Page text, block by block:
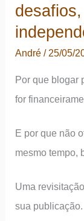
Your
Life”
–
passos
até
André/ 25/05/
Por que blogar
for
E por que não
mesmo tempo,
Uma
sua publicação.